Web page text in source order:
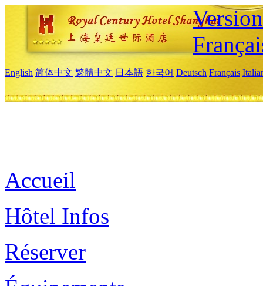
English 简体中文 繁體中文 日本語 한국어 Deutsch Français
Accueil
Hôtel Infos
Réserver